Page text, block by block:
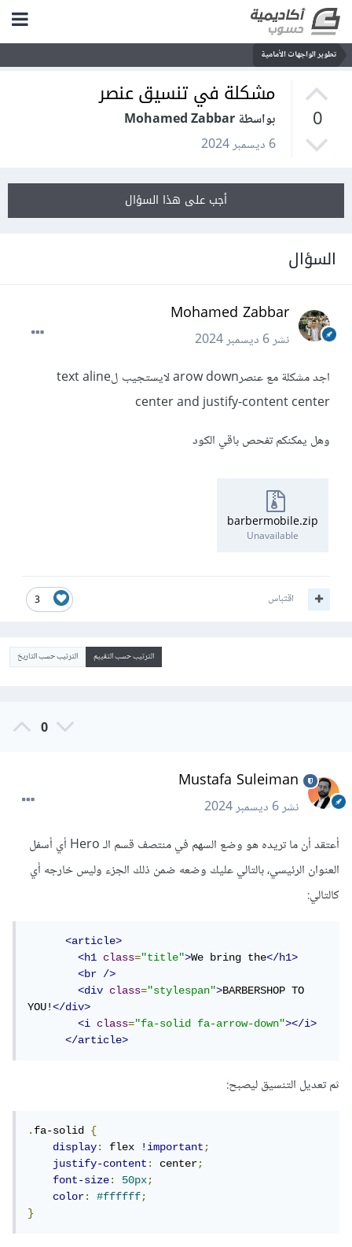
تطوير الواجهات الأمامية
0
مشكلة في تنسيق عنصر
بواسطة Mohamed Zabbar
6 ديسمبر 2024
أجب على هذا السؤال
السؤال
Mohamed Zabbar
نشر6 ديسمبر 2024
اجد مشكلة مع عنصرarow down لايستجيب لtext aline
center and justify-content center
وهل يمكنكم تفحص باقي الكود
barbermobile.zip
Unavailable
3 اقتباس
الترتيب حسب التقييم الترتيب حسب التاريخ
0
Mustafa Suleiman
نشر6 ديسمبر 2024
أعتقد أن ما تريده هو وضع السهم في منتصف قسم الـ Hero أي أسفل
العنوان الرئيسي، بالتالي عليك وضعه ضمن ذلك الجزء وليس خارجه أي
كالتالي:
<article>
<h1
class="title">We bring the</h1>
<br
/>
<div
class="stylespan">BARBERSHOP TO
YOU!</div>
<i
class="fa-solid fa-arrow-down"></i>
</article>
ثم تعديل التنسيق ليصبح:
.fa-solid {
display: flex !important;
justify-content: center;
font-size: 50px;
color: #ffffff;
}